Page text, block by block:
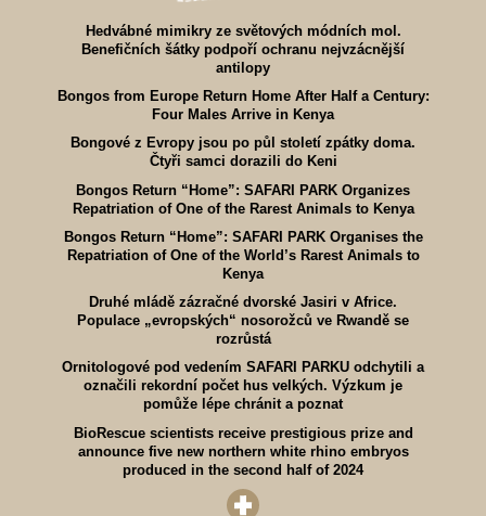
Hedvábné mimikry ze světových módních mol.
Benefičních šátky podpoří ochranu nejvzácnější
antilopy
Bongos from Europe Return Home After Half a Century:
Four Males Arrive in Kenya
Bongové z Evropy jsou po půl století zpátky doma.
Čtyři samci dorazili do Keni
Bongos Return “Home”: SAFARI PARK Organizes
Repatriation of One of the Rarest Animals to Kenya
Bongos Return “Home”: SAFARI PARK Organises the
Repatriation of One of the World’s Rarest Animals to
Kenya
Druhé mládě zázračné dvorské Jasiri v Africe.
Populace „evropských“ nosorožců ve Rwandě se
rozrůstá
Ornitologové pod vedením SAFARI PARKU odchytili a
označili rekordní počet hus velkých. Výzkum je
pomůže lépe chránit a poznat
BioRescue scientists receive prestigious prize and
announce five new northern white rhino embryos
produced in the second half of 2024